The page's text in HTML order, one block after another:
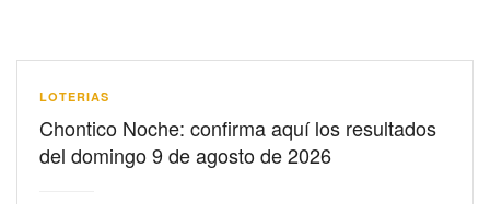
LOTERIAS
Chontico Noche: confirma aquí los resultados
del domingo 9 de agosto de 2026